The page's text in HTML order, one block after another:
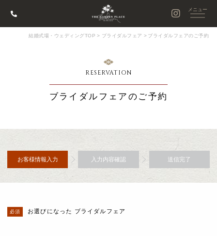
結婚式場・ウェディングTOP > ブライダルフェア > ブライダルフェアのご予約
RESERVATION
ブライダルフェアのご予約
お客様情報入力 入力内容確認 送信完了
お選びになった ブライダルフェア